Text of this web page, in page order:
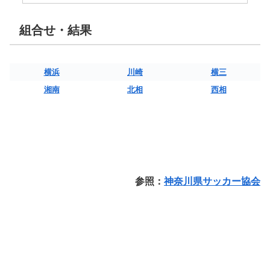
組合せ・結果
横浜 川崎
横三
湘南
北相 西相
参照： 神奈川県サッカー協会